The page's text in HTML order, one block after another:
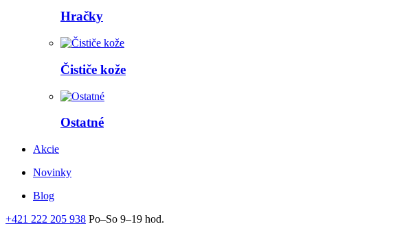
Hračky
Čističe kože
Ostatné
Akcie
Novinky
Blog
+421 222 205 938 Po–So 9–19 hod.